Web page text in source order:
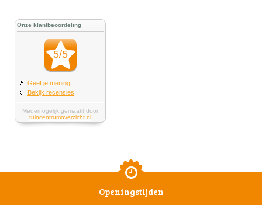
Openingstijden